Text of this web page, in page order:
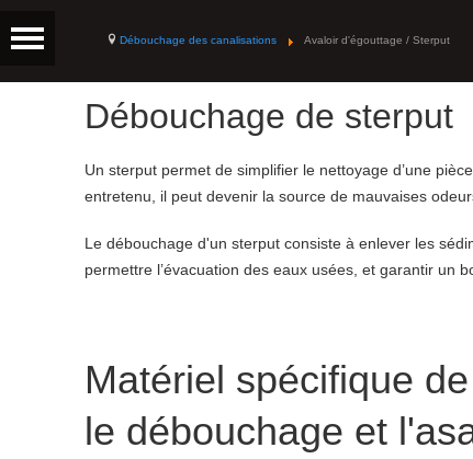
Débouchage des canalisations Avaloir d'égouttage / Sterput
Débouchage de sterput
Un sterput permet de simplifier le nettoyage d’une
entretenu, il peut devenir la source de mauvaises
Le débouchage d'un sterput consiste à enlever les
permettre l’évacuation des eaux usées, et garantir un
Matériel spécifique
le débouchage et